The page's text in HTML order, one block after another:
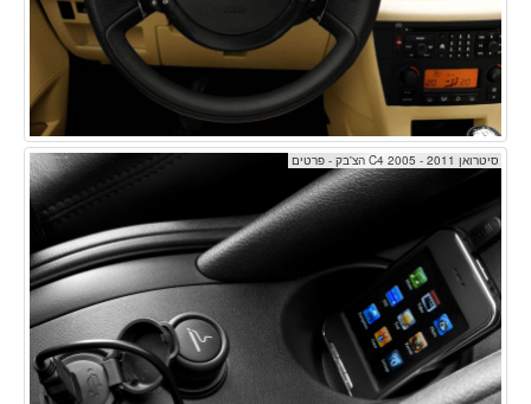
סיטרואן C4 2005 - 2011 הצ'בק - פרטים